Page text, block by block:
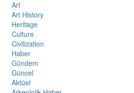
Art
Art History
Heritage
Culture
Civilization
Haber
Gündem
Güncel
Aktüel